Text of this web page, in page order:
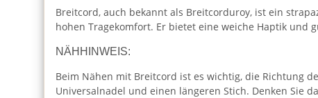
Breitcord, auch bekannt als Breitcorduroy, ist ein
hohen Tragekomfort. Er bietet eine weiche Haptik und
NÄHHINWEIS:
Beim Nähen mit Breitcord ist es wichtig, die Richtung
Universalnadel und einen längeren Stich. Denken Sie